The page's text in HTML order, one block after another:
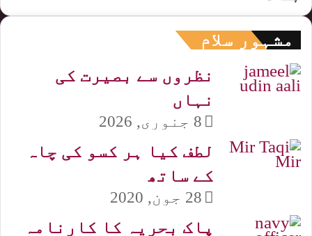
مشہور سلام
نظروں سے بصیرت کی
نہاں
8 جنوری, 2026
لطف کیا ہر کسو کی چاہ
کے ساتھ
28 جون, 2020
پاک بحریہ کا کارنامہ